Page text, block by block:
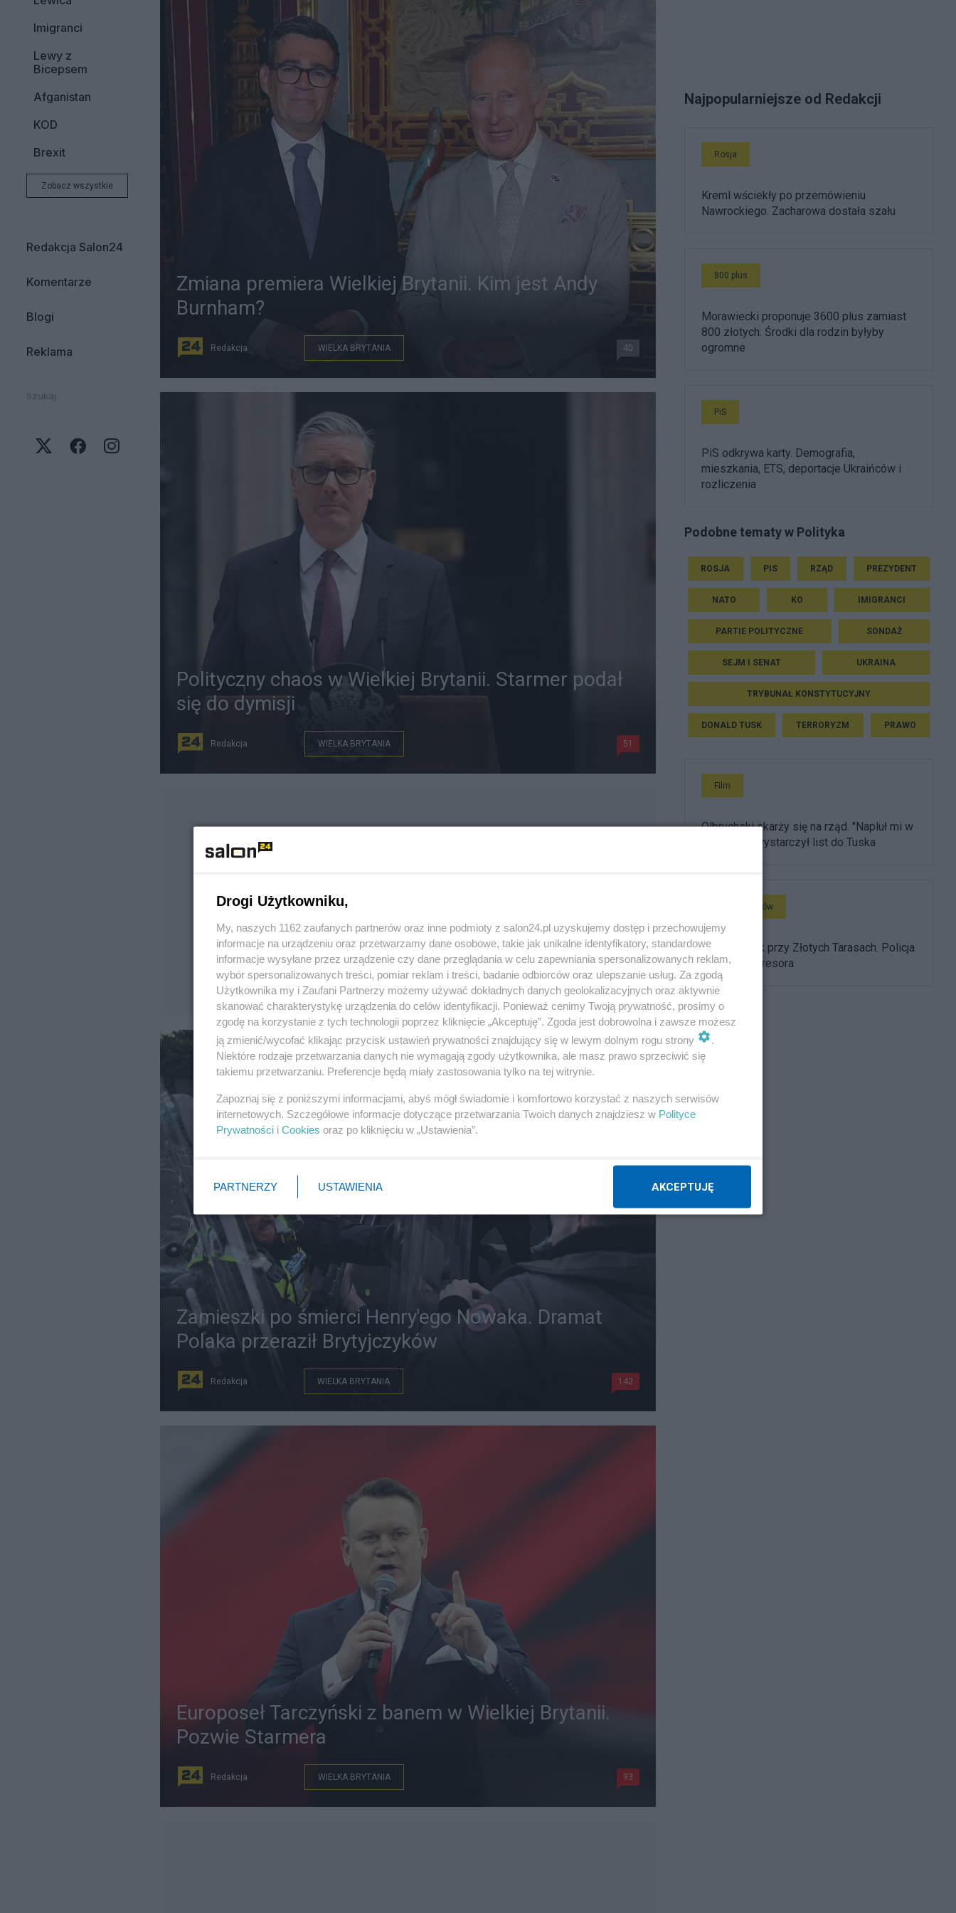
Imigranci
Lewy z
Bicepsem
Afganistan
KOD
Brexit
Zobacz wszystkie
Redakcja Salon24
Komentarze
Blogi
Reklama
Szukaj:
Zmiana premiera Wielkiej Brytanii. Kim jest Andy
Burnham?
Redakcja WIELKA BRYTANIA 40
Polityczny chaos w Wielkiej Brytanii. Starmer podał
się do dymisji
Redakcja WIELKA BRYTANIA 51
Zamieszki po śmierci Henry'ego Nowaka. Dramat
Polaka przeraził Brytyjczyków
Redakcja WIELKA BRYTANIA 142
Europoseł Tarczyński z banem w Wielkiej Brytanii.
Pozwie Starmera
Redakcja WIELKA BRYTANIA 93
Najpopularniejsze od Redakcji
Rosja
Kreml wściekły po przemówieniu
Nawrockiego. Zacharowa dostała szału
800 plus
Morawiecki proponuje 3600 plus zamiast
800 złotych. Środki dla rodzin byłyby
ogromne
PiS
PiS odkrywa karty. Demografia,
mieszkania, ETS, deportacje Ukraińców i
rozliczenia
Podobne tematy w Polityka
ROSJA PIS RZĄD PREZYDENT
NATO KO IMIGRANCI
PARTIE POLITYCZNE SONDAŻ
SEJM I SENAT UKRAINA
TRYBUNAŁ KONSTYTUCYJNY
DONALD TUSK TERRORYZM PRAWO
Film
Olbrychski skarży się na rząd. "Napluł mi w
twarz", ale wystarczył list do Tuska
Głos Regionów
Brutalny atak przy Złotych Tarasach. Policja
namierza agresora
Drogi Użytkowniku,
My, naszych 1162 zaufanych partnerów oraz inne podmioty z salon24.pl uzyskujemy dostęp i przechowujemy
informacje na urządzeniu oraz przetwarzamy dane osobowe, takie jak unikalne identyfikatory, standardowe
informacje wysyłane przez urządzenie czy dane przeglądania w celu zapewniania spersonalizowanych reklam,
wybór spersonalizowanych treści, pomiar reklam i treści, badanie odbiorców oraz ulepszanie usług. Za zgodą
Użytkownika my i Zaufani Partnerzy możemy używać dokładnych danych geolokalizacyjnych oraz aktywnie
skanować charakterystykę urządzenia do celów identyfikacji. Ponieważ cenimy Twoją prywatność, prosimy o
zgodę na korzystanie z tych technologii poprzez kliknięcie „Akceptuję”. Zgoda jest dobrowolna i zawsze możesz
ją zmienić/wycofać klikając przycisk ustawień prywatności znajdujący się w lewym dolnym rogu strony
.
Niektóre rodzaje przetwarzania danych nie wymagają zgody użytkownika, ale masz prawo sprzeciwić się
takiemu przetwarzaniu. Preferencje będą miały zastosowania tylko na tej witrynie.
Zapoznaj się z poniższymi informacjami, abyś mógł świadomie i komfortowo korzystać z naszych serwisów
internetowych. Szczegółowe informacje dotyczące przetwarzania Twoich danych znajdziesz w Polityce
Prywatności i Cookies oraz po kliknięciu w „Ustawienia”.
PARTNERZY USTAWIENIA AKCEPTUJĘ